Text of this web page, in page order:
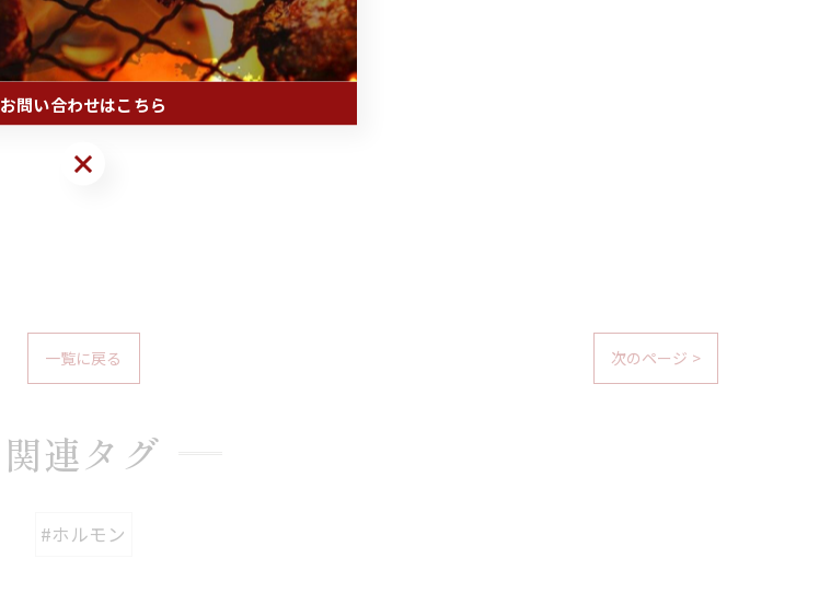
一覧に戻る 次のページ >
関連タグ
#ホルモン
お問い合わせはこちら
お問い合わせはこちら